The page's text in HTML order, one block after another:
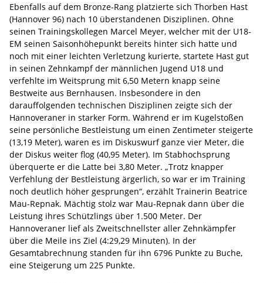
Ebenfalls auf dem Bronze-Rang platzierte sich Thorben Hast
(Hannover 96) nach 10 überstandenen Disziplinen. Ohne
seinen Trainingskollegen Marcel Meyer, welcher mit der U18-
EM seinen Saisonhöhepunkt bereits hinter sich hatte und
noch mit einer leichten Verletzung kurierte, startete Hast gut
in seinen Zehnkampf der männlichen Jugend U18 und
verfehlte im Weitsprung mit 6,50 Metern knapp seine
Bestweite aus Bernhausen. Insbesondere in den
darauffolgenden technischen Disziplinen zeigte sich der
Hannoveraner in starker Form. Während er im Kugelstoßen
seine persönliche Bestleistung um einen Zentimeter steigerte
(13,19 Meter), waren es im Diskuswurf ganze vier Meter, die
der Diskus weiter flog (40,95 Meter). Im Stabhochsprung
überquerte er die Latte bei 3,80 Meter. „Trotz knapper
Verfehlung der Bestleistung ärgerlich, so war er im Training
noch deutlich höher gesprungen“, erzählt Trainerin Beatrice
Mau-Repnak. Mächtig stolz war Mau-Repnak dann über die
Leistung ihres Schützlings über 1.500 Meter. Der
Hannoveraner lief als Zweitschnellster aller Zehnkämpfer
über die Meile ins Ziel (4:29,29 Minuten). In der
Gesamtabrechnung standen für ihn 6796 Punkte zu Buche,
eine Steigerung um 225 Punkte.